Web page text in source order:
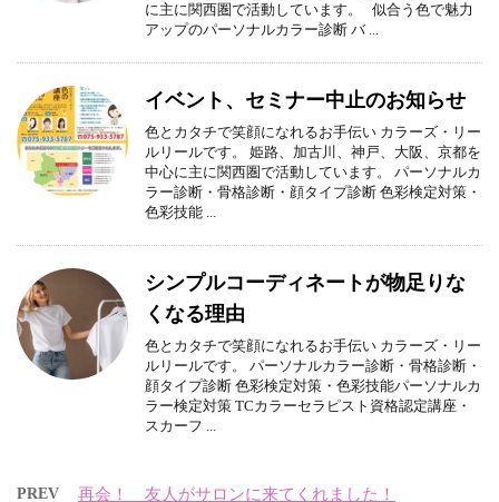
に主に関西圏で活動しています。 似合う色で魅力
アップのパーソナルカラー診断 バ ...
イベント、セミナー中止のお知らせ
色とカタチで笑顔になれるお手伝い カラーズ・リー
ルリールです。 姫路、加古川、神戸、大阪、京都を
中心に主に関西圏で活動しています。 パーソナルカ
ラー診断・骨格診断・顔タイプ診断 色彩検定対策・
色彩技能 ...
シンプルコーディネートが物足りな
くなる理由
色とカタチで笑顔になれるお手伝い カラーズ・リー
ルリールです。 パーソナルカラー診断・骨格診断・
顔タイプ診断 色彩検定対策・色彩技能パーソナルカ
ラー検定対策 TCカラーセラピスト資格認定講座・
スカーフ ...
PREV 再会！ 友人がサロンに来てくれました！